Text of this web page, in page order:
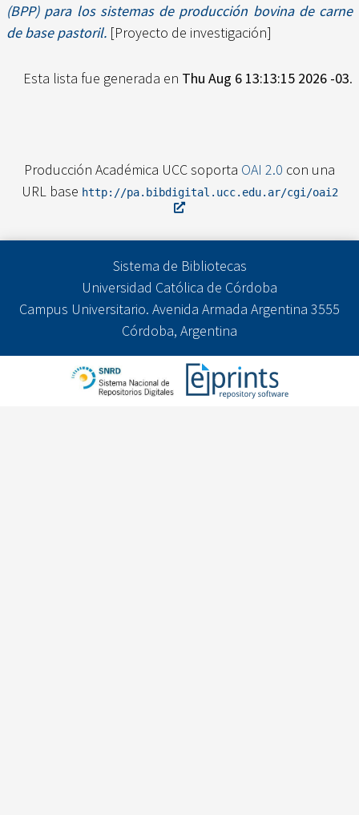
(BPP) para los sistemas de producción bovina de carne
de base pastoril. [Proyecto de investigación]
Esta lista fue generada en Thu Aug 6 13:13:15 2026 -03.
Producción Académica UCC soporta OAI 2.0 con una
URL base http://pa.bibdigital.ucc.edu.ar/cgi/oai2
Sistema de Bibliotecas
Universidad Católica de Córdoba
Campus Universitario. Avenida Armada Argentina 3555
Córdoba, Argentina